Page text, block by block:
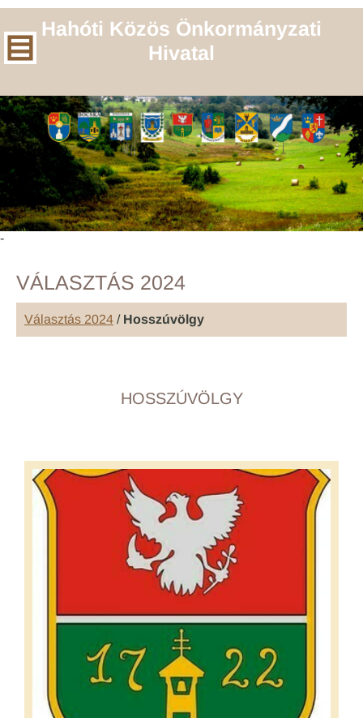
Hahóti Közös Önkormányzati
Hivatal
-
VÁLASZTÁS 2024
Választás 2024 / Hosszúvölgy
HOSSZÚVÖLGY